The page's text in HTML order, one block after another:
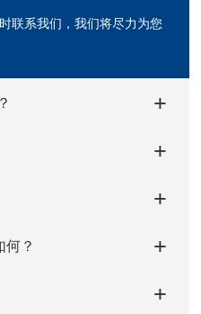
联系我们，我们将尽力为您
？